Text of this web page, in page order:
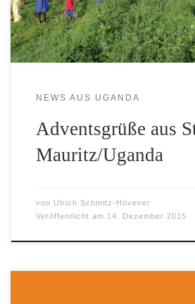
Besuch des Hlg. Vaters Pope Francis
Gottesdienst auf dem […]
NEWS AUS UGANDA
Adventsgrüße aus
Mauritz/Uganda
von Ulrich Schmitz-Hövener
Veröffentlicht am 14. Dezember 2015